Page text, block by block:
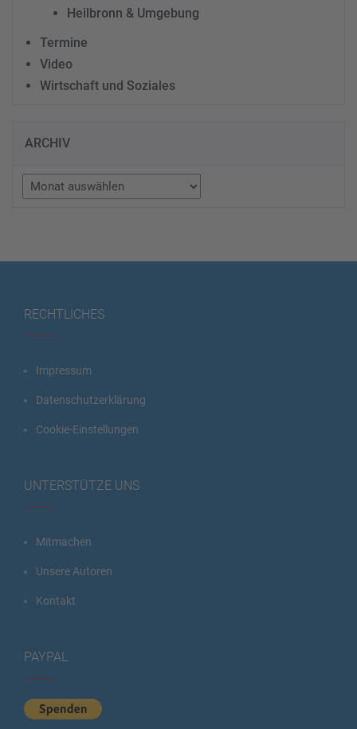
Heilbronn & Umgebung
Termine
Video
Wirtschaft und Soziales
ARCHIV
Archiv
RECHTLICHES
Impressum
Datenschutzerklärung
Cookie-Einstellungen
UNTERSTÜTZE UNS
Mitmachen
Unsere Autoren
Kontakt
PAYPAL